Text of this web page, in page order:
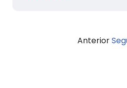
Anterior